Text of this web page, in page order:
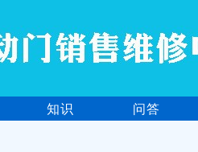
知识 问答